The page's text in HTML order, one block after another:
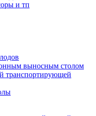
и тп
выносным столом
транспортирующей